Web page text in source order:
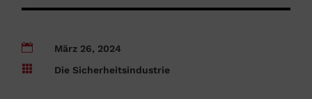

März 26, 2024

Die Sicherheitsindustrie